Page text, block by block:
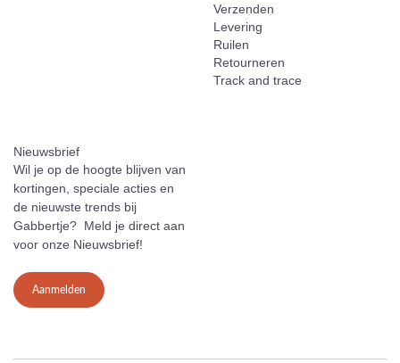
Verzenden
Levering
Ruilen
Retourneren
Track and trace
Nieuwsbrief
Wil je op de hoogte blijven van
kortingen, speciale acties en
de nieuwste trends bij
Gabbertje? Meld je direct aan
voor onze Nieuwsbrief!
Aanmelden